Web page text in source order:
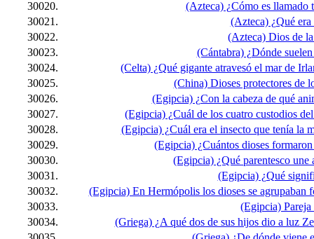
30020.
(Azteca) ¿Cómo es llamado
30021.
(Azteca) ¿Qué era
30022.
(Azteca) Dios de
30023.
(Cántabra) ¿Dónde
30024.
(Celta) ¿Qué gigante atravesó el mar de
30025.
(China) Dioses protectores de
30026.
(Egipcia) ¿Con la cabeza de qué
30027.
(Egipcia) ¿Cuál de los cuatro custodios
30028.
(Egipcia) ¿Cuál era el insecto que tenía la
30029.
(Egipcia) ¿Cuántos dioses
30030.
(Egipcia) ¿Qué parentesco
30031.
(Egipcia) ¿Qué
30032.
(Egipcia) En Hermópolis los dioses se agrupaban
30033.
(Egipcia)
30034.
(Griega) ¿A qué dos de sus hijos dio a luz